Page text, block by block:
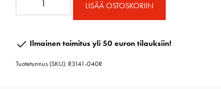
400
määrä
LISÄÄ OSTOSKORIIN
Ilmainen toimitus yli 50 euron tilauksiin!
Tuotetunnus (SKU): R3141-040R